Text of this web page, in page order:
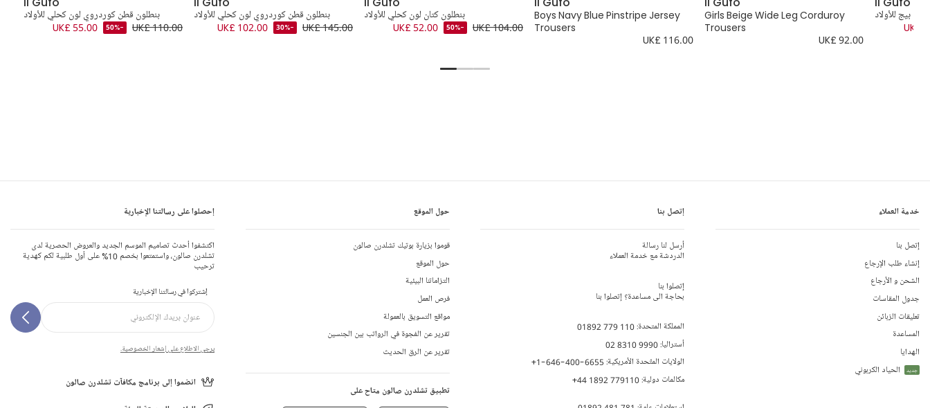
بنطلون قطن كوردروي لون كحلي للأولاد
UK£ 110.00
-50%
UK£ 55.00
بنطلون قطن كوردروي لون كحلي للأولاد
UK£ 145.00
-30%
UK£ 102.00
بنطلون كتان لون كحلي للأولاد
UK£ 104.00
-50%
UK£ 52.00
Boys Navy Blue Pinstripe Jersey
Trousers
UK£ 116.00
Girls Beige Wide Leg Corduroy
Trousers
UK£ 92.00
بيج للأولاد
UK£
خدمة العملاء
إتصل بنا
إنشاء طلب الإرجاع
الشحن و الأرجاع
جدول المقاسات
تعليقات الزبائن
المساعدة
الهدايا
جديد الحياد الكربوني
إتصل بنا
أرسل لنا رسالة
الدردشة مع خدمة العملاء
إتصلوا بنا
بحاجة الى مساعدة؟ إتصلوا بنا
المملكة المتحدة:01892 779 110
أستراليا:02 8310 9990
الولايات المتّحدة الأمريكية: +1-646-400-6655
مكالمات دولية:+44 1892 779110
حول الموقع
قوموا بزيارة بوتيك تشلدرن صالون
حول الموقع
التزاماتنا البيئية
فرص العمل
مواقع التسويق بالعمولة
تقرير عن الفجوة في الرواتب بين الجنسين
تقرير عن الرق الحديث
تطبيق تشلدرن صالون متاح على
إحصلوا على رسالتنا الإخبارية
اكتشفوا أحدث تصاميم الموسم الجديد والعروض الحصرية لدى
تشلدرن صالون، واستمتعوا بخصم 10% على أول طلبية لكم كهدية
ترحيب
إشتركوا في رسالتنا الإخبارية
يرجى الاطلاع على إشعار الخصوصية.
انضموا إلى برنامج مكافآت تشلدرن صالون